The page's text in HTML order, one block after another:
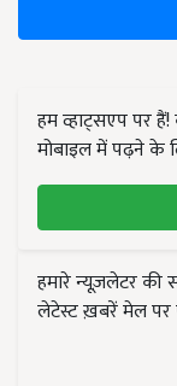
हम व्हाट्सएप पर
मोबाइल में पढ़ने के
हमारे न्यूज़लेटर की
लेटेस्ट ख़बरें मेल पर